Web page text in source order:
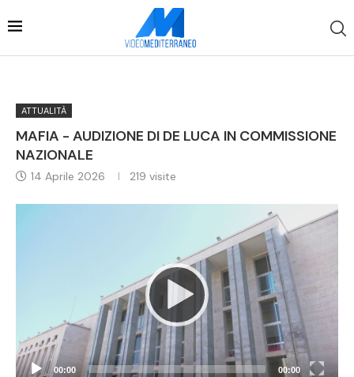
ATTUALITÀ
MAFIA - AUDIZIONE DI DE LUCA IN COMMISSIONE
NAZIONALE
14 Aprile 2026 219 visite
00:00 00:00